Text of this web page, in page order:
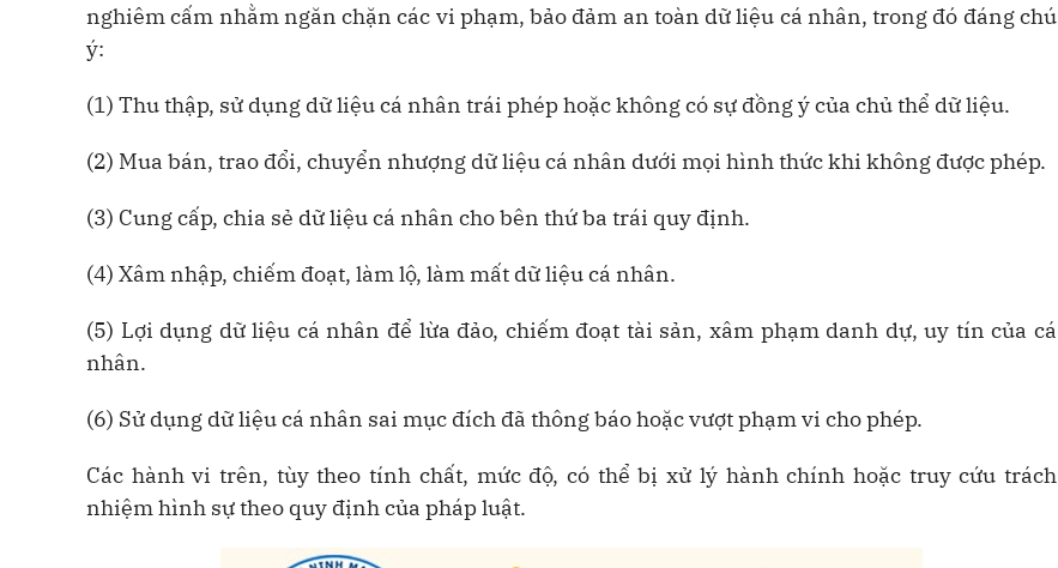
nghiêm cấm nhằm ngăn chặn các vi phạm, bảo đảm an toàn dữ liệu cá nhân, trong đó đáng chú
ý:
(1) Thu thập, sử dụng dữ liệu cá nhân trái phép hoặc không có sự đồng ý của chủ thể dữ liệu.
(2) Mua bán, trao đổi, chuyển nhượng dữ liệu cá nhân dưới mọi hình thức khi không được phép.
(3) Cung cấp, chia sẻ dữ liệu cá nhân cho bên thứ ba trái quy định.
(4) Xâm nhập, chiếm đoạt, làm lộ, làm mất dữ liệu cá nhân.
(5) Lợi dụng dữ liệu cá nhân để lừa đảo, chiếm đoạt tài sản, xâm phạm danh dự, uy tín của cá
nhân.
(6) Sử dụng dữ liệu cá nhân sai mục đích đã thông báo hoặc vượt phạm vi cho phép.
Các hành vi trên, tùy theo tính chất, mức độ, có thể bị xử lý hành chính hoặc truy cứu trách
nhiệm hình sự theo quy định của pháp luật.